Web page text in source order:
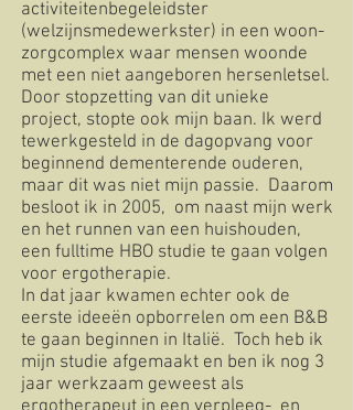
activiteitenbegeleidster
(welzijnsmedewerkster) in een woon-
zorgcomplex waar mensen woonde
met een niet aangeboren hersenletsel.
Door stopzetting van dit unieke
project, stopte ook mijn baan. Ik werd
tewerkgesteld in de dagopvang voor
beginnend dementerende ouderen,
maar dit was niet mijn passie. Daarom
besloot ik in 2005, om naast mijn werk
en het runnen van een huishouden,
een fulltime HBO studie te gaan volgen
voor ergotherapie.
In dat jaar kwamen echter ook de
eerste ideeën opborrelen om een B&B
te gaan beginnen in Italië. Toch heb ik
mijn studie afgemaakt en ben ik nog 3
jaar werkzaam geweest als